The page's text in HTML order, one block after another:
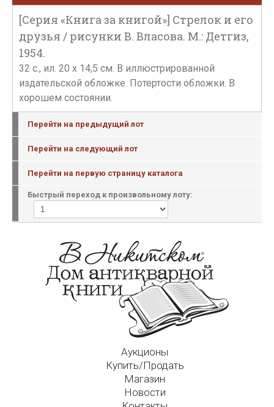
[Серия «Книга за книгой»] Стрелок и его
друзья / рисунки В. Власова. М.: Детгиз,
1954.
32 с., ил. 20 х 14,5 см. В иллюстрированной
издательской обложке. Потертости обложки. В
хорошем состоянии.
Перейти на предыдущий лот
Перейти на следующий лот
Перейти на первую страницу каталога
Быстрый переход к произвольному лоту:
Аукционы
Купить/Продать
Магазин
Новости